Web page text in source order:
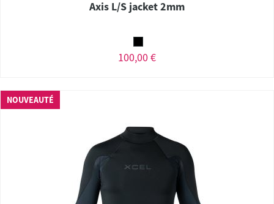
Axis L/S jacket 2mm
100,00 €
NOUVEAUTÉ